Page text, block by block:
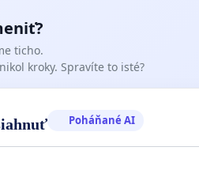
ticho.
kroky. Spravíte to isté?
Poháňané AI